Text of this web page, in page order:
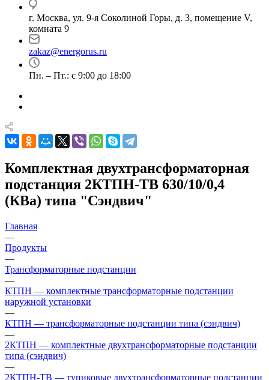
г. Москва, ул. 9-я Соколиной Горы, д. 3, помещение V,
комната 9
zakaz@energorus.ru
Пн. – Пт.: с 9:00 до 18:00
Комплектная двухтрансформаторная
подстанция 2КТПН-ТВ 630/10/0,4
(КВа) типа "Сэндвич"
Главная
—
Продукты
—
Трансформаторные подстанции
—
КТПН — комплектные трансформаторные подстанции
наружной установки
—
КТПН — трансформаторные подстанции типа (сэндвич)
—
2КТПН — комплектные двухтрансформаторные подстанции
типа (сэндвич)
—
2КТПН-ТВ — тупиковые двухтрансформаторные подстанции